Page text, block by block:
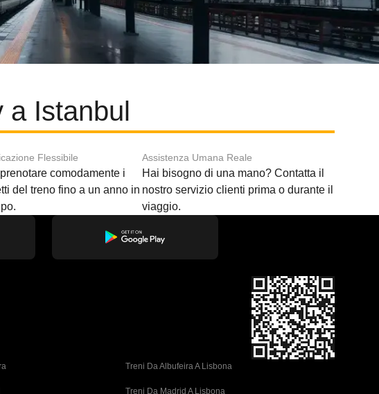
a Istanbul
Flessibile
comodamente i
del treno fino a un anno in
Assistenza Umana Reale
Hai bisogno di una mano? Contatta il
nostro servizio clienti prima o durante il
viaggio.
Treni Da Albufeira A Lisbona
Treni Da Madrid A Lisbona